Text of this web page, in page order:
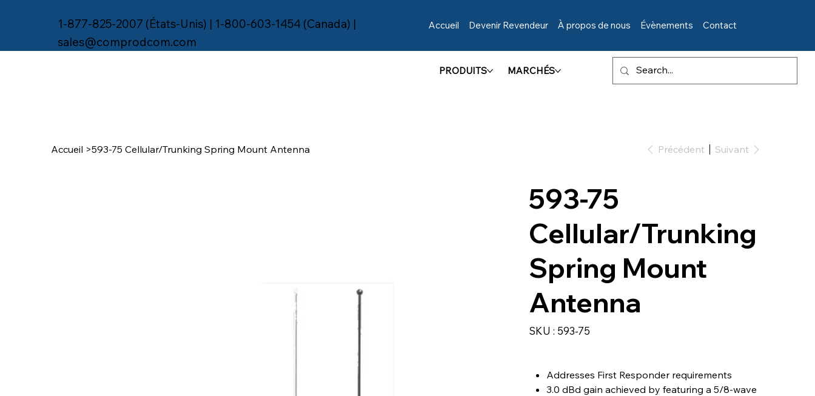
1-877-825-2007 (États-Unis) | 1-800-603-1454 (Canada) |
sales@comprodcom.com
Accueil Devenir Revendeur À propos de nous Évènements Contact
Accueil >593-75 Cellular/Trunking Spring Mount Antenna Précédent Suivant
593-75
Cellular/Trunking
Spring Mount
Antenna
SKU : SKU
593-
593-75
Addresses First Responder requirements
3.0 dBd gain achieved by featuring a 5/8-wave
PRODUITS MARCHÉS